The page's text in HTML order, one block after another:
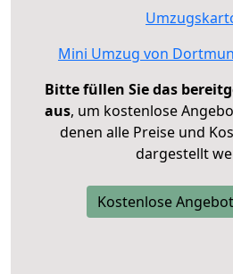
Mini Umzug von
Bitte füllen Sie das
aus, um kostenlose
denen alle Preise und
dargestellt
Kostenlose